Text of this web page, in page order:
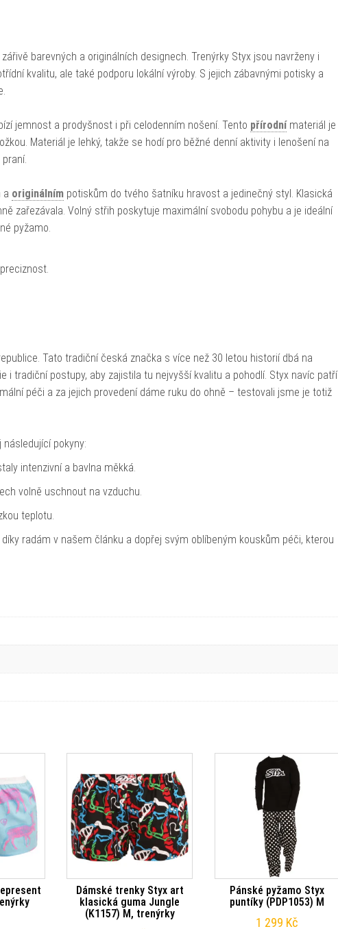
barevných a originálních designech. Trenýrky Styx jsou navrženy i
kvalitu, ale také podporu lokální výroby. S jejich zábavnými potisky a
jemnost a prodyšnost i při celodenním nošení. Tento přírodnímateriál je
Materiál je lehký, takže se hodí pro běžné denní aktivity i lenošení na
a originálním potiskům do tvého šatníku hravost a jedinečný styl. Klasická
zařezávala. Volný střih poskytuje maximální svobodu pohybu a je ideální
pyžamo.
Tato tradiční česká značka s více než 30 letou historií dbá na
i tradiční postupy, aby zajistila tu nejvyšší kvalitu a pohodlí. Styx navíc patří
péči a za jejich provedení dáme ruku do ohně – testovali jsme je totiž
pokyny:
intenzivní a bavlna měkká.
volně uschnout na vzduchu.
teplotu.
radám v našem článku a dopřej svým oblíbeným kouskům péči, kterou
Dámské trenky Styx art
klasická guma Jungle
(K1157) M, trenýrky
Pánské pyžamo Styx
puntíky (PDP1053) M
1 299 Kč